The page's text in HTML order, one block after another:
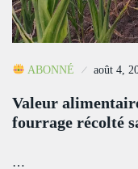
ABONNÉ août 4,
Valeur
fourrage récolté
…